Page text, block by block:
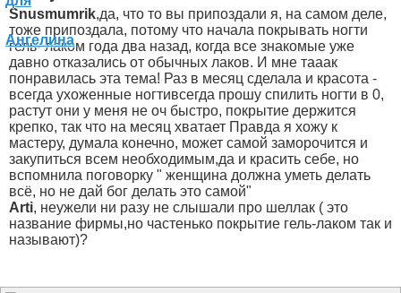
Snusmumrik,да, что то вы припоздали я, на самом деле,
тоже припоздала, потому что начала покрывать ногти
гель- лаком года два назад, когда все знакомые уже
давно отказались от обычных лаков. И мне тааак
понравилась эта тема! Раз в месяц сделала и красота -
всегда ухоженные ногтивсегда прошу спилить ногти в 0,
растут они у меня не оч быстро, покрытие держится
крепко, так что на месяц хватает Правда я хожу к
мастеру, думала конечно, может самой заморочится и
закупиться всем необходимым,да и красить себе, но
вспомнила поговорку " женщина должна уметь делать
всё, но не дай бог делать это самой"
Arti, неужели ни разу не слышали про шеллак ( это
название фирмы,но частенько покрытие гель-лаком так и
называют)?